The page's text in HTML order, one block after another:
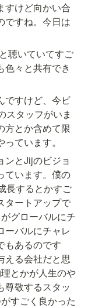
すけど向かい合
ですね。今日は
聴いていてすご
色々と共有でき
ですけど、今ビ
スタッフがいま
方とか含めて限
ています。
ンとJijのビジョ
ています。僕の
長するとかすご
タートアップで
グローバルにチ
ーバルにチャレ
もあるのです
える会社だと思
とかが人生のや
尊敬するスタッ
すごく良かった